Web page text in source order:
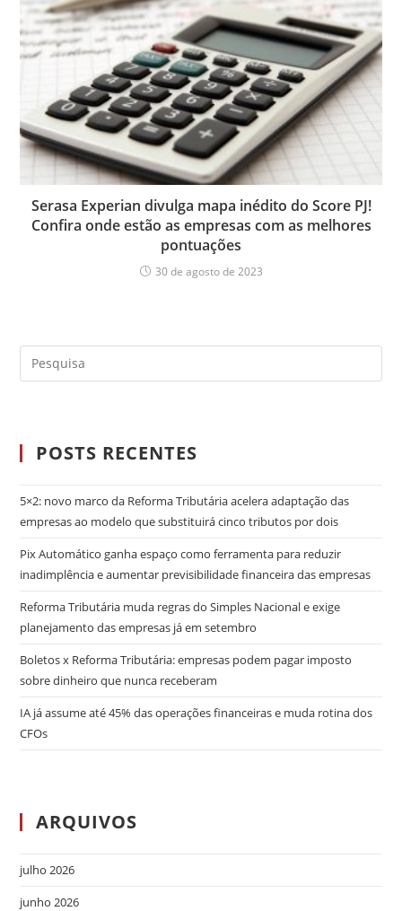
Serasa Experian divulga mapa inédito do Score PJ!
Confira onde estão as empresas com as melhores
pontuações
30 de agosto de 2023
POSTS RECENTES
5×2: novo marco da Reforma Tributária acelera adaptação das
empresas ao modelo que substituirá cinco tributos por dois
Pix Automático ganha espaço como ferramenta para reduzir
inadimplência e aumentar previsibilidade financeira das empresas
Reforma Tributária muda regras do Simples Nacional e exige
planejamento das empresas já em setembro
Boletos x Reforma Tributária: empresas podem pagar imposto
sobre dinheiro que nunca receberam
IA já assume até 45% das operações financeiras e muda rotina dos
CFOs
ARQUIVOS
julho 2026
junho 2026